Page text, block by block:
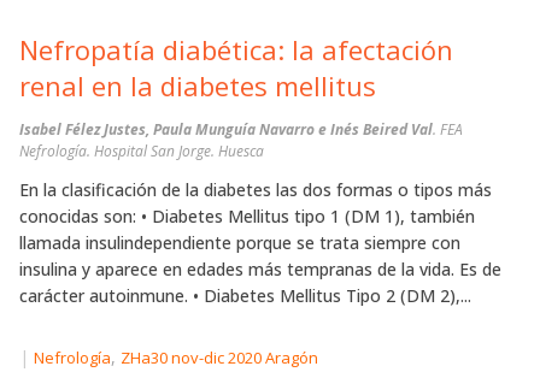
Nefropatía diabética: la afectación
renal en la diabetes mellitus
Isabel Félez Justes, Paula Munguía Navarro e Inés Beired Val. FEA
Nefrología. Hospital San Jorge. Huesca
En la clasificación de la diabetes las dos formas o tipos más
conocidas son: • Diabetes Mellitus tipo 1 (DM 1), también
llamada insulindependiente porque se trata siempre con
insulina y aparece en edades más tempranas de la vida. Es de
carácter autoinmune. • Diabetes Mellitus Tipo 2 (DM 2),...
| Nefrología, ZHa30 nov-dic 2020 Aragón